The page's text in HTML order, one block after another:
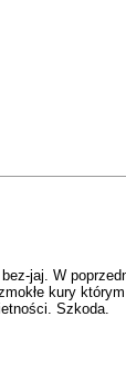
jaj. W
kury
Szkoda.